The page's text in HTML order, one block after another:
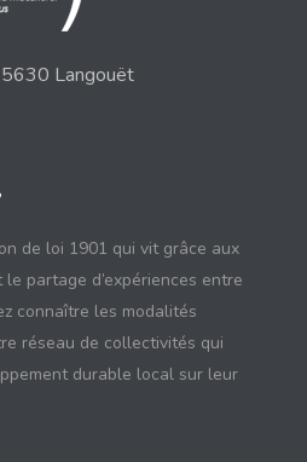
Langouët
de loi 1901 qui vit grâce aux
partage d’expériences entre
connaître les modalités
réseau de collectivités qui
durable local sur leur